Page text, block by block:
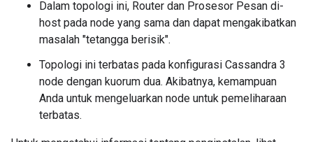
Dalam topologi ini, Router dan Prosesor Pesan di-
host pada node yang sama dan dapat mengakibatkan
masalah "tetangga berisik".
Topologi ini terbatas pada konfigurasi Cassandra 3
node dengan kuorum dua. Akibatnya, kemampuan
Anda untuk mengeluarkan node untuk pemeliharaan
terbatas.